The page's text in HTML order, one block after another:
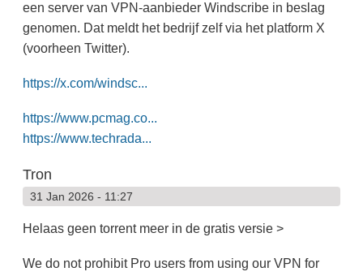
een server van VPN-aanbieder Windscribe in beslag
genomen. Dat meldt het bedrijf zelf via het platform X
(voorheen Twitter).
https://x.com/windsc...
https://www.pcmag.co...
https://www.techrada...
Tron
31 Jan 2026 - 11:27
Helaas geen torrent meer in de gratis versie >
We do not prohibit Pro users from using our VPN for